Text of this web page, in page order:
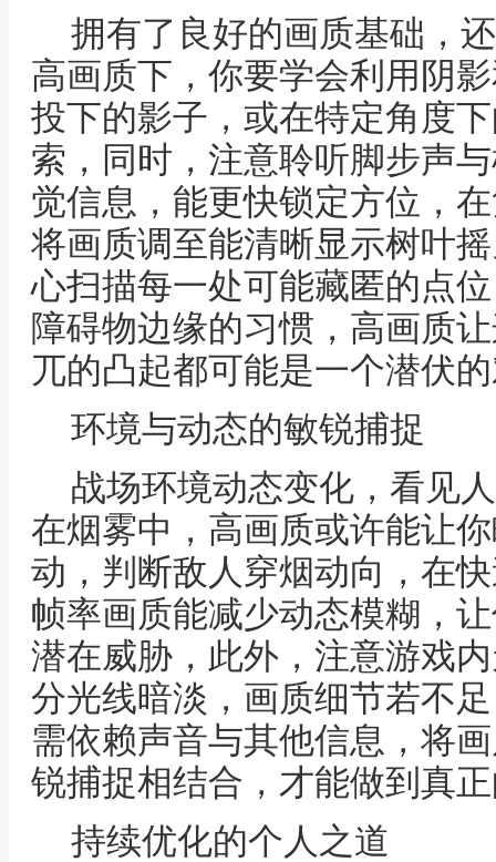
拥有了良好的画质基础，
高画质下，你要学会利用阴
投下的影子，或在特定角度
索，同时，注意聆听脚步声
觉信息，能更快锁定方位，
将画质调至能清晰显示树叶
心扫描每一处可能藏匿的点
障碍物边缘的习惯，高画质
兀的凸起都可能是一个潜伏
环境与动态的敏锐捕捉
战场环境动态变化，看见
在烟雾中，高画质或许能让
动，判断敌人穿烟动向，在
帧率画质能减少动态模糊，
潜在威胁，此外，注意游戏
分光线暗淡，画质细节若不
需依赖声音与其他信息，将
锐捕捉相结合，才能做到真
持续优化的个人之道